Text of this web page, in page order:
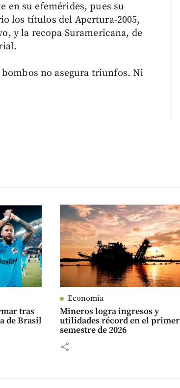
en su efemérides, pues su
los títulos del Apertura-2005,
y la recopa Suramericana, de
no asegura triunfos. Ni
tras
de Brasil
Economía
Mineros logra ingresos y
utilidades récord en el primer
semestre de 2026
share